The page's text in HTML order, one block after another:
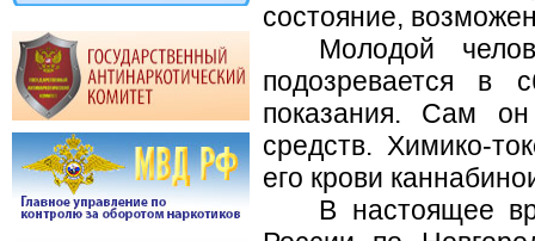
состояние,
Молодой
подозревается в
показания. Сам он
средств. Химико-
его крови
В настоящее